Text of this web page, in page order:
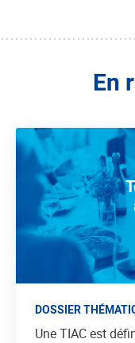
En
DOSSIER
Une TIAC est